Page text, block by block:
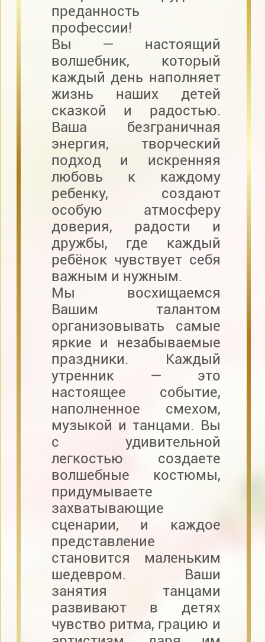
преданность
профессии!
Вы — настоящий
волшебник, который
каждый день наполняет
жизнь наших детей
сказкой и радостью.
Ваша безграничная
энергия, творческий
подход и искренняя
любовь к каждому
ребенку, создают
особую атмосферу
доверия, радости и
дружбы, где каждый
ребёнок чувствует себя
важным и нужным.
Мы восхищаемся
Вашим талантом
организовывать самые
яркие и незабываемые
праздники. Каждый
утренник — это
настоящее событие,
наполненное смехом,
музыкой и танцами. Вы
с удивительной
легкостью создаете
волшебные костюмы,
придумываете
захватывающие
сценарии, и каждое
представление
становится маленьким
шедевром. Ваши
занятия танцами
развивают в детях
чувство ритма, грацию и